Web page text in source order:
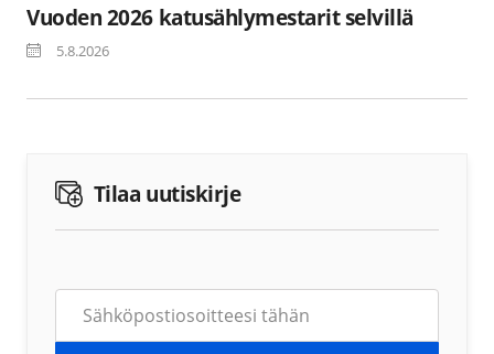
Vuoden 2026 katusählymestarit selvillä
5.8.2026
Tilaa uutiskirje